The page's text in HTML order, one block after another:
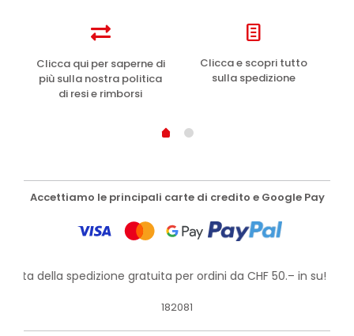
Clicca qui per saperne di
più sulla nostra politica
di resi e rimborsi
Clicca e scopri tutto
sulla spedizione
Accettiamo le principali carte di credito e Google Pay
della spedizione gratuita per ordini da CHF 50.– in su!
182081